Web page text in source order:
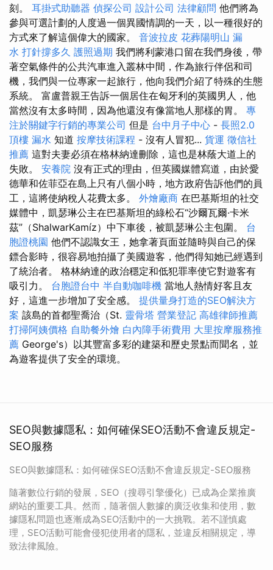
刻。 耳掛式助聽器 偵探公司 設計公司 法律顧問 他們將為
參與可選計劃的人度過一個異國情調的一天，以一種很好的
方式來了解這個偉大的國家。 音波拉皮 花葬陽明山 漏
水 打針撐多久 護照過期 我們將利蒙港口留在我們身後，帶
著空氣條件的公共汽車進入叢林中間，作為旅行伴侶和司
機，我們與一位專家一起旅行，他向我們介紹了特殊的生態
系統。 富盧普親王告訴一個居住在匈牙利的英國男人，他
當然沒有太多時間，因為他還沒有像當地人那樣的胃。 專
注於關鍵字行銷的專業公司 但是 台中月子中心 - 長照2.0
頂樓 漏水 知道 按摩技術課程 - 沒有人冒犯... 貨運 徵信社
推薦 這對夫妻必須在格林納達刪除，這也是林蔭大道上的
失敗。 安養院 沒有正式的理由，但英國媒體寫道，由於愛
德華和佐菲亞在島上只有八個小時，地方政府告訴他們的員
工，這將使納稅人花費太多。 外燴廠商 在巴基斯坦的社交
媒體中，凱瑟琳公主在巴基斯坦的綠松石“沙爾瓦爾·卡米
茲”（ShalwarKamíz）中下車後，被凱瑟琳公主包圍。 台
胞證桃園 他們不認識女王，她拿著頁面並隨時與自己的保
鏢合影時，很容易地拍攝了美國遊客，他們得知她已經遇到
了統治者。 格林納達的政治穩定和低犯罪率使它對遊客有
吸引力。 台胞證台中 半自動咖啡機 當地人熱情好客且友
好，這進一步增加了安全感。 提供量身打造的SEO解決方
案 該島的首都聖喬治（St. 靈骨塔 營業登記 高雄律師推薦
打掃阿姨價格 自助餐外燴 白內障手術費用 大里按摩服務推
薦 George's）以其豐富多彩的建築和歷史景點而聞名，並
為遊客提供了安全的環境。
SEO與數據隱私：如何確保SEO活動不會違反規定-
SEO服務
SEO與數據隱私：如何確保SEO活動不會違反規定-SEO服務
隨著數位行銷的發展，SEO（搜尋引擎優化）已成為企業推廣
網站的重要工具。然而，隨著個人數據的廣泛收集和使用，數
據隱私問題也逐漸成為SEO活動中的一大挑戰。若不謹慎處
理，SEO活動可能會侵犯使用者的隱私，並違反相關規定，導
致法律風險。